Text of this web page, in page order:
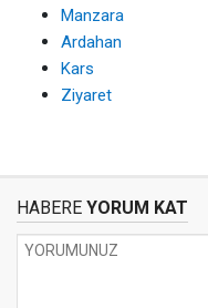
Manzara
Ardahan
Kars
Ziyaret
HABERE YORUM KAT